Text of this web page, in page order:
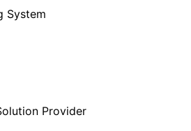
System
Provider